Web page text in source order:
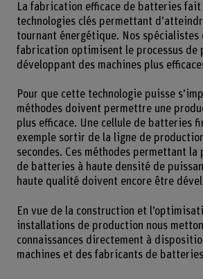
La fabrication efficace de batteries
technologies clés permettant
tournant énergétique. Nos spécialistes
fabrication optimisent le processus de
développant des machines plus
Pour que cette technologie puisse
méthodes doivent permettre une
plus efficace. Une cellule de batteries
exemple sortir de la ligne de
secondes. Ces méthodes permettant
de batteries à haute densité de
haute qualité doivent encore être
En vue de la construction et
installations de production nous
connaissances directement à
machines et des fabricants de